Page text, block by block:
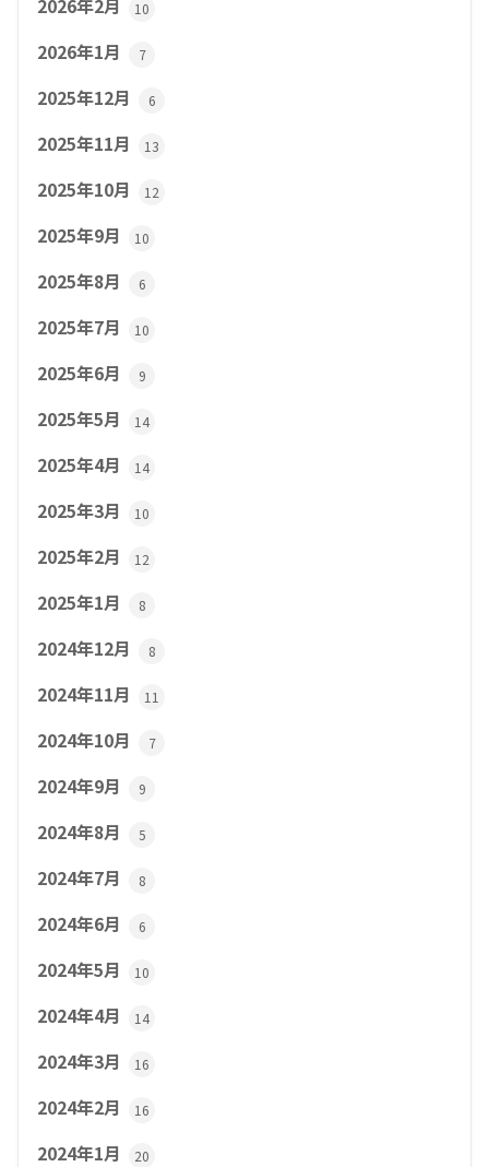
2026年2月 10
2026年1月 7
2025年12月 6
2025年11月 13
2025年10月 12
2025年9月 10
2025年8月 6
2025年7月 10
2025年6月 9
2025年5月 14
2025年4月 14
2025年3月 10
2025年2月 12
2025年1月 8
2024年12月 8
2024年11月 11
2024年10月 7
2024年9月 9
2024年8月 5
2024年7月 8
2024年6月 6
2024年5月 10
2024年4月 14
2024年3月 16
2024年2月 16
2024年1月 20